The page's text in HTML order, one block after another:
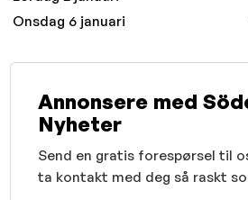
Onsdag 6 januari
Annonsere med
Nyheter
Send en gratis forespørsel til
ta kontakt med deg så raskt